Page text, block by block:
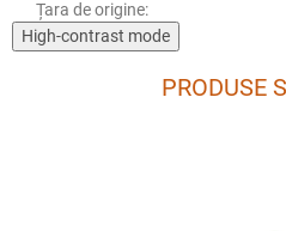
Țara de origine:
High-contrast mode
PRODUSE